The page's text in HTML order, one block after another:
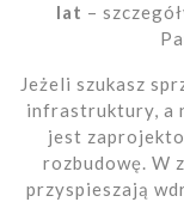
lat –
Jeżeli szukasz
infrastruktury, a
jest
rozbudowę. W
przyspieszają